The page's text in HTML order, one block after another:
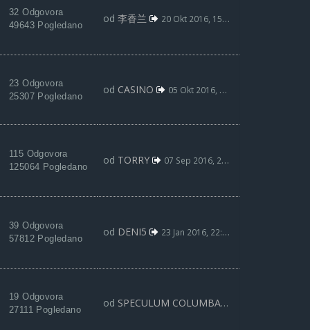
32 Odgovora
49643 Pogledano
od 李香兰 20 Okt 2016, 15:35
23 Odgovora
25307 Pogledano
od CASINO 05 Okt 2016, 18:59
115 Odgovora
125064 Pogledano
od TORRY 07 Sep 2016, 21:46
39 Odgovora
57812 Pogledano
od DENI5 23 Jan 2016, 22:37
19 Odgovora
27111 Pogledano
od SPECULUM COLUMBAE